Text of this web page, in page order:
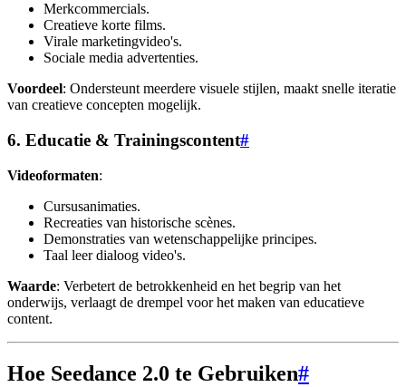
Merkcommercials.
Creatieve korte films.
Virale marketingvideo's.
Sociale media advertenties.
Voordeel: Ondersteunt meerdere visuele stijlen, maakt snelle iteratie
van creatieve concepten mogelijk.
6. Educatie & Trainingscontent#
Videoformaten:
Cursusanimaties.
Recreaties van historische scènes.
Demonstraties van wetenschappelijke principes.
Taal leer dialoog video's.
Waarde: Verbetert de betrokkenheid en het begrip van het
onderwijs, verlaagt de drempel voor het maken van educatieve
content.
Hoe Seedance 2.0 te Gebruiken#